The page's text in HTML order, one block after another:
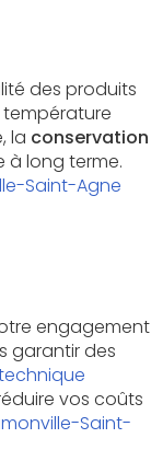
des produits
la conservation
à long terme.
Saint-Agne
engagement
garantir des
vos coûts
Saint-